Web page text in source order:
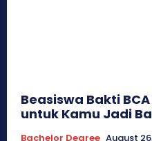
Beasiswa Bakti
untuk Kamu Jadi
Bachelor Degree August